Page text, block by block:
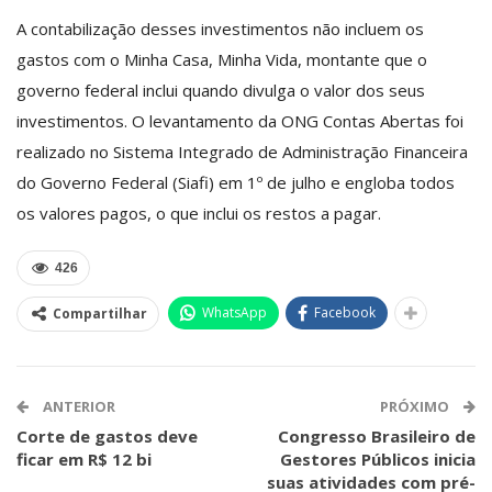
A contabilização desses investimentos não incluem os
gastos com o Minha Casa, Minha Vida, montante que o
governo federal inclui quando divulga o valor dos seus
investimentos. O levantamento da ONG Contas Abertas foi
realizado no Sistema Integrado de Administração Financeira
do Governo Federal (Siafi) em 1º de julho e engloba todos
os valores pagos, o que inclui os restos a pagar.
426
Compartilhar WhatsApp Facebook
ANTERIOR
Corte de gastos deve
ficar em R$ 12 bi
PRÓXIMO
Congresso Brasileiro de
Gestores Públicos inicia
suas atividades com pré-